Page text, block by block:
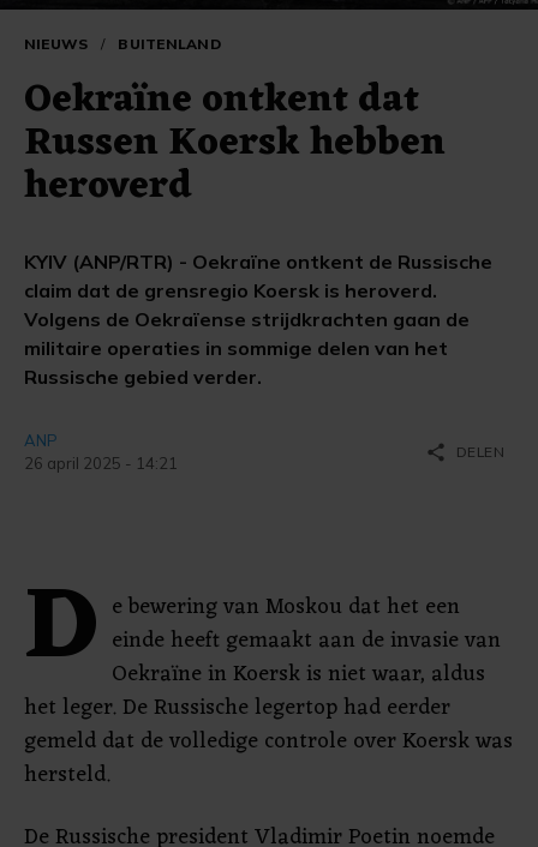
NIEUWS / BUITENLAND
Oekraïne ontkent dat
Russen Koersk hebben
heroverd
KYIV (ANP/RTR) - Oekraïne ontkent de Russische
claim dat de grensregio Koersk is heroverd.
Volgens de Oekraïense strijdkrachten gaan de
militaire operaties in sommige delen van het
Russische gebied verder.
ANP
26 april 2025 - 14:21
share DELEN
D e bewering van Moskou dat het een
einde heeft gemaakt aan de invasie van
Oekraïne in Koersk is niet waar, aldus
het leger. De Russische legertop had eerder
gemeld dat de volledige controle over Koersk was
hersteld.
De Russische president Vladimir Poetin noemde